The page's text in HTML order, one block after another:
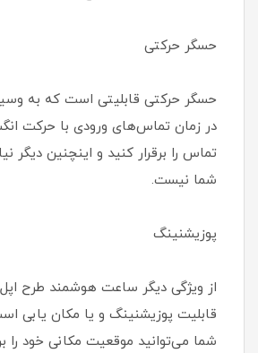
حسگر حرکتی
حسگر حرکتی قابلیتی است که به
در زمان تماس‌های ورودی با حرکت
تماس را برقرار کنید و اینچنین دیگر
شما نیست.
پوزیشنینگ
قابلیت پوزیشنینگ و یا مکان یابی
شما می‌توانید موقعیت مکانی خود را